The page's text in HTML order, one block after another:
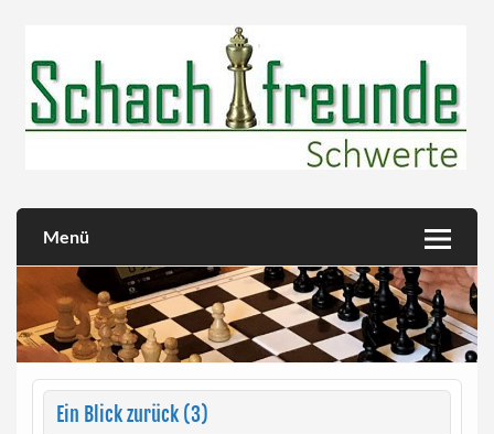
Menü
Ein Blick zurück (3)